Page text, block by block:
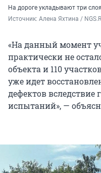
На дороге укладывают три
Источник: Алена Яхтина /
«На данный момент
практически не
объекта и 110
уже идет
дефектов вследствие
испытаний», —